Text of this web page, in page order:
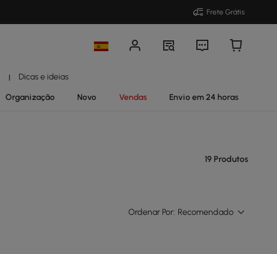
Frete Grátis
| Dicas e ideias
Organização Novo Vendas Envio em 24 horas
19 Produtos
Ordenar Por: Recomendado